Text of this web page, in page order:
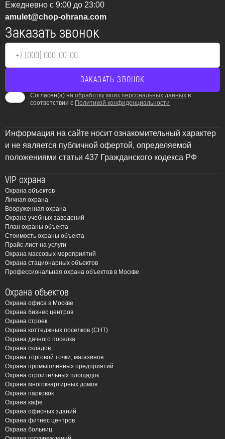
стабильного функционирования бизнеса и спокойствия
жителей.
Комплексные решения в
области пожарной
безопасности для
Видного
проектированию, монтажу, обслуживанию и ремонту
систем пожарной безопасности в городе Видный и его
окрестностях. Мы понимаем, что каждый объект
решения, учитывающие специфику помещения, его
назначение и потенциальные риски. Наша цель –
обеспечить максимальную защиту от пожара и
минимизировать возможные последствия.
Виды систем пожарной
безопасности, которые мы
устанавливаем:
Автоматическая пожарная сигнализация (АПС):
Современные системы, способные оперативно
обнаруживать возгорание на ранней стадии и
оповещать о нем людей, а также передавать
сигнал в пожарную часть. Мы используем
различные типы датчиков: дымовые, тепловые,
пламени, ручные извещатели.
Системы оповещения и управления эвакуацией
(СОУЭ): Обеспечивают своевременное
информирование людей о пожаре и направляют их
к безопасным выходам. Включают в себя звуковое
и световое оповещение, речевые сообщения,
указатели эвакуационных путей.
Ежедневно с 9:00 до 23:00
amulet@chop-ohrana.com
Заказать звонок
Согласен(а) на обработку моих персональных данных в
соответствии с Политикой конфиденциальности
Информация на сайте носит ознакомительный характер
и не является публичной офертой, определяемой
положениями статьи 437 Гражданского кодекса РФ
VIP охрана
Охрана объектов
Личная охрана
Вооруженная охрана
Охрана учебных заведений
План охраны объекта
Стоимость охраны объекта
Прайс-лист на услуги
Охрана массовых мероприятий
Охрана стационарных объектов
Профессиональная охрана объектов в Москве
Охрана объектов
Охрана офиса в Москве
Охрана бизнес центров
Охрана строек
Охрана коттеджных посёлков (СНТ)
Охрана дачного поселка
Охрана складов
Охрана торговой точки, магазинов
Охрана промышленных предприятий
Охрана строительных площадок
Охрана многоквартирных домов
Охрана парковок
Охрана кафе
Охрана офисных зданий
Охрана фитнес центров
Охрана больниц